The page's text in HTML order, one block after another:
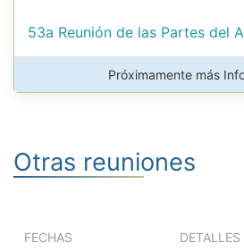
53a Reunión de las Partes del
Próximamente más
Otras reuniones
FECHAS DETALLES